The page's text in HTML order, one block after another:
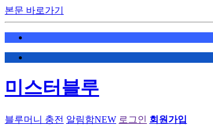
본문 바로가기
미스터블루
블루머니 충전 알림함NEW 로그인 회원가입